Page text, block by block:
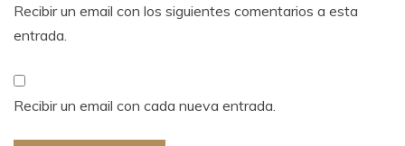
Recibir un email con los siguientes comentarios a esta
entrada.
Recibir un email con cada nueva entrada.